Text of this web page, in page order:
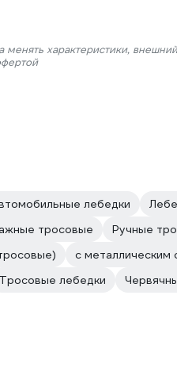
характеристики,
лебедки
тросовые Ручные
с металлическим
Тросовые лебедки